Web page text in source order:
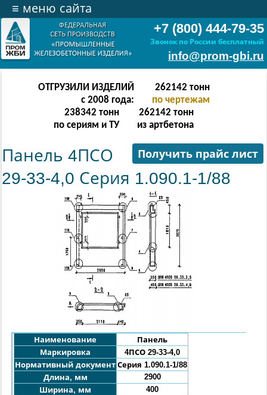
+7 (800) 444-79-35
Звонок по России бесплатный
info@prom-gbi.ru
≡ меню сайта
ОТГРУЗИЛИ ИЗДЕЛИЙ
с 2008 года:
524286 тонн
по чертежам
238342 тонн
по сериям и ТУ
512303 тонн
из артбетона
Получить прайс лист
Панель 4ПСО
29-33-4,0 Серия 1.090.1-1/88
Наименование
Панель
Маркировка
4ПСО 29-33-4,0
Нормативный документ Серия 1.090.1-1/88
Длина, мм
2900
Ширина, мм
400